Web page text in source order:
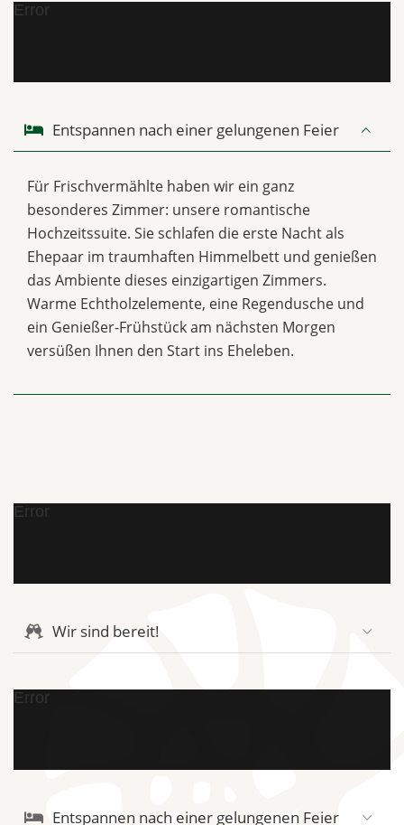
Error
Entspannen nach einer gelungenen Feier
Für Frischvermählte haben wir ein ganz
besonderes Zimmer: unsere romantische
Hochzeitssuite. Sie schlafen die erste Nacht als
Ehepaar im traumhaften Himmelbett und genießen
das Ambiente dieses einzigartigen Zimmers.
Warme Echtholzelemente, eine Regendusche und
ein Genießer-Frühstück am nächsten Morgen
versüßen Ihnen den Start ins Eheleben.
Error
Wir sind bereit!
Error
Entspannen nach einer gelungenen Feier